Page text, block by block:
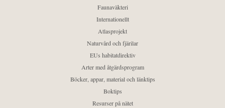
Faunaväkteri
Internationellt
Atlasprojekt
Naturvård och fjärilar
EUs habitatdirektiv
Arter med åtgärdsprogram
Böcker, appar, material och länktips
Boktips
Resurser på nätet